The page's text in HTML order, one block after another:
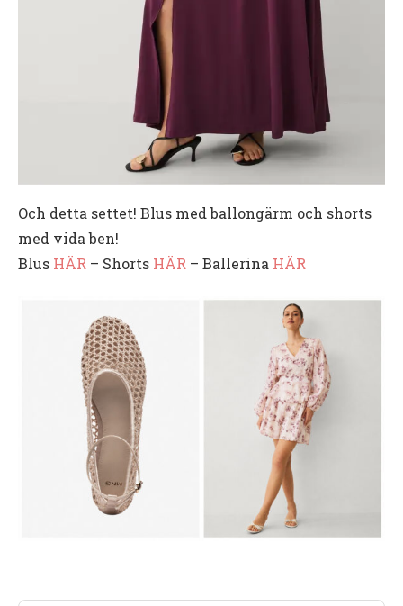
Och detta settet! Blus med ballongärm och shorts
med vida ben!
Blus HÄR – Shorts HÄR – Ballerina HÄR